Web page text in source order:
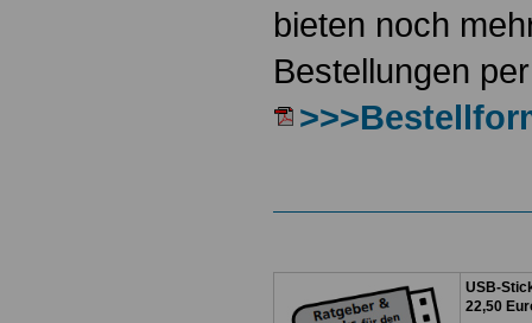
bieten noch
Bestellungen
USB-
22,50